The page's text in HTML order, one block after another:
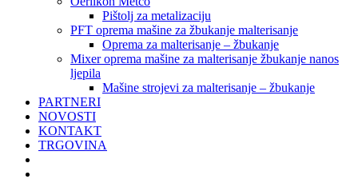
Pištolj za metalizaciju
PFT oprema mašine za žbukanje malterisanje
Oprema za malterisanje – žbukanje
Mixer oprema mašine za malterisanje žbukanje nanos
ljepila
Mašine strojevi za malterisanje – žbukanje
PARTNERI
NOVOSTI
KONTAKT
TRGOVINA